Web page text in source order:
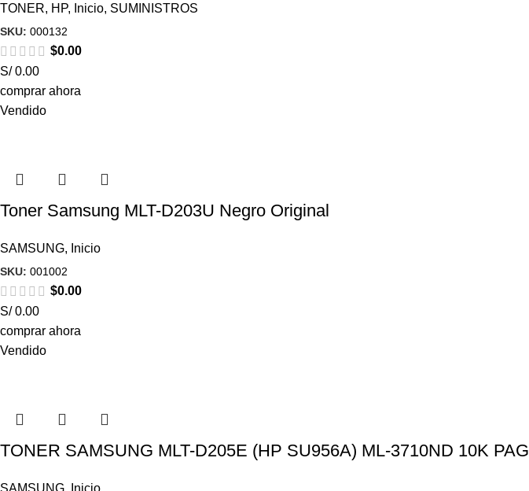
TONER, HP, Inicio, SUMINISTROS
SKU: 000132
$0.00
S/ 0.00
comprar ahora
Vendido
Toner Samsung MLT-D203U Negro Original
SAMSUNG, Inicio
SKU: 001002
$0.00
S/ 0.00
comprar ahora
Vendido
TONER SAMSUNG MLT-D205E (HP SU956A) ML-3710ND 10K PAG
SAMSUNG Inicio